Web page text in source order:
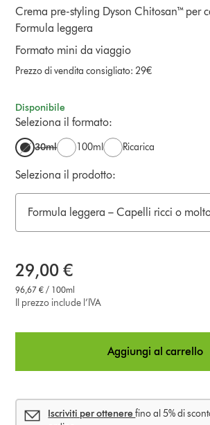
Crema pre-styling Dyson Chitosan™ per
Formula leggera
Formato mini da viaggio
Prezzo di vendita consigliato: 29€
Disponibile
Seleziona il formato:
30ml 100ml Ricarica
Seleziona il prodotto:
Formula leggera – Capelli ricci o
29,00 €
96,67 € / 100ml
Il prezzo include l’IVA
Aggiungi al carrello
Iscriviti per ottenerefino al 5% di